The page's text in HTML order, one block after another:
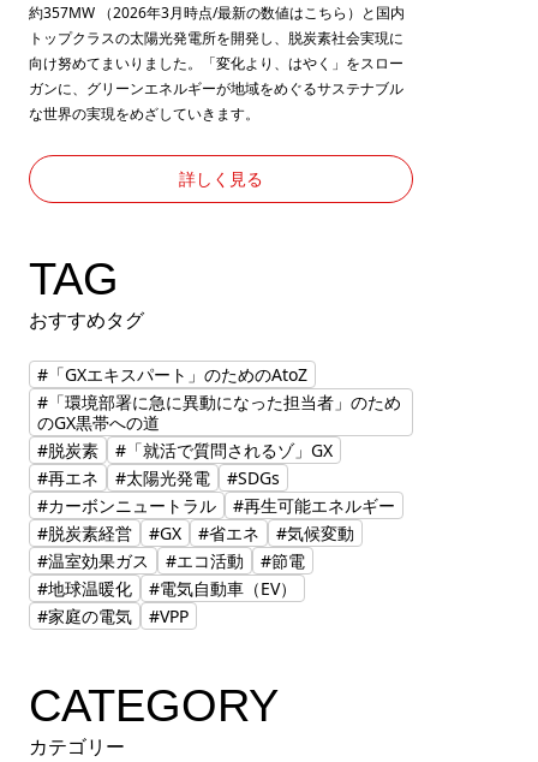
約357MW （2026年3月時点/最新の数値はこちら ）と国内
トップクラスの太陽光発電所を開発し、脱炭素社会実現に
向け努めてまいりました。「変化より、はやく」をスロー
ガンに、グリーンエネルギーが地域をめぐるサステナブル
な世界の実現をめざしていきます。
詳しく見る
TAG
おすすめタグ
#「GXエキスパート」のためのAtoZ
#「環境部署に急に異動になった担当者」のため
のGX黒帯への道
#脱炭素
#「就活で質問されるゾ」GX
#再エネ
#太陽光発電
#SDGs
#カーボンニュートラル
#再生可能エネルギー
#脱炭素経営
#GX #省エネ
#気候変動
#温室効果ガス
#エコ活動
#節電
#地球温暖化
#電気自動車（EV）
#家庭の電気
#VPP
CATEGORY
カテゴリー